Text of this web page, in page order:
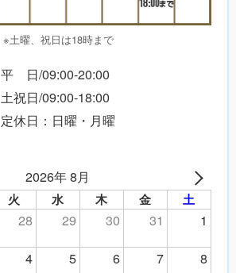
※土曜、祝日は18時まで
平 日/09:00-20:00
土祝日/09:00-18:00
定休日：日曜・月曜
2026年 8月
火 水 木 金 土
28 29 30 31
1
4 5 6 7
8